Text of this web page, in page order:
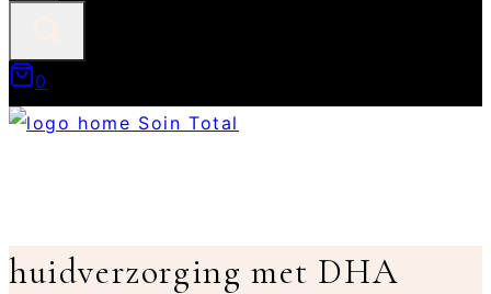
0
huidverzorging met DHA